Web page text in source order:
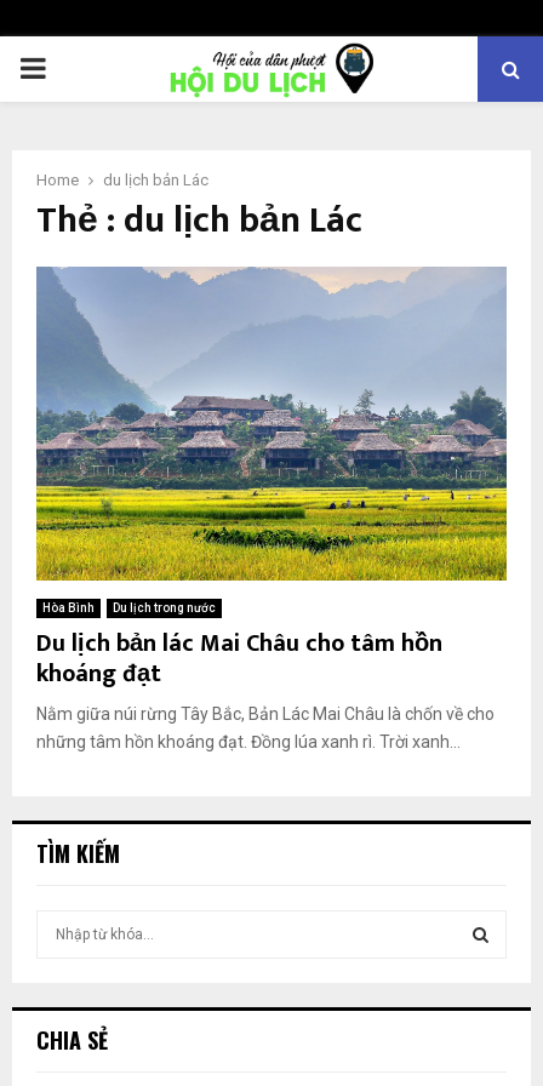
PRIMARY
Home du lịch bản Lác
Thẻ : du lịch bản Lác
Hòa Bình Du lịch trong nước
Du lịch bản lác Mai Châu cho tâm hồn
khoáng đạt
Nằm giữa núi rừng Tây Bắc, Bản Lác Mai Châu là chốn về cho
những tâm hồn khoáng đạt. Đồng lúa xanh rì. Trời xanh...
TÌM KIẾM
ế
CHIA SẺ